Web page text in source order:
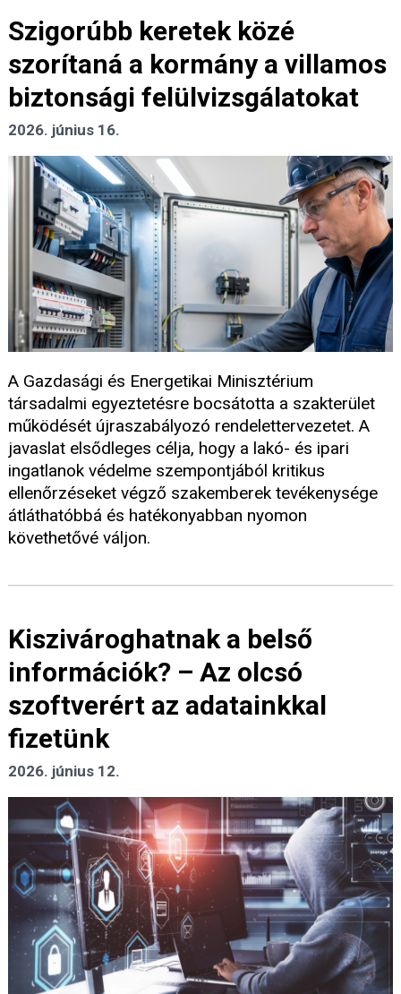
Szigorúbb keretek közé
szorítaná a kormány a villamos
biztonsági felülvizsgálatokat
2026. június 16.
A Gazdasági és Energetikai Minisztérium
társadalmi egyeztetésre bocsátotta a szakterület
működését újraszabályozó rendelettervezetet. A
javaslat elsődleges célja, hogy a lakó- és ipari
ingatlanok védelme szempontjából kritikus
ellenőrzéseket végző szakemberek tevékenysége
átláthatóbbá és hatékonyabban nyomon
követhetővé váljon.
Kiszivároghatnak a belső
információk? – Az olcsó
szoftverért az adatainkkal
fizetünk
2026. június 12.